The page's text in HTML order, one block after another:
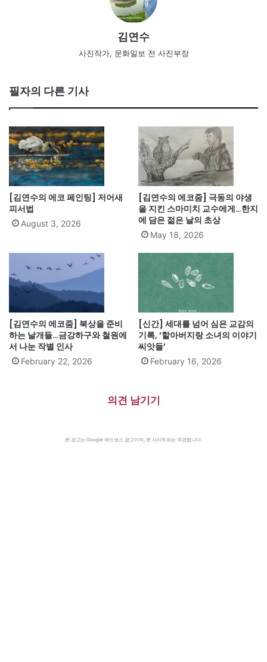
김연수
사진작가, 문화일보 전 사진부장
필자의 다른 기사
[김연수의 에코 페인팅] 저어새
피서법
August 3, 2026
[김연수의 에코줌] 극동의 야생
을 지킨 스마미치 교수에게…한지
에 담은 젊은 날의 초상
May 18, 2026
[김연수의 에코줌] 북상을 준비
하는 날개들…금강하구와 철원에
서 나눈 작별 인사
February 22, 2026
[신간] 세대를 넘어 심은 교감의
기록, ‘할아버지랑 소녀의 이야기
씨앗들’
February 16, 2026
의견 남기기
본 광고는 Google 애드센스 광고이며, 본 사이트와는 무관합니다.